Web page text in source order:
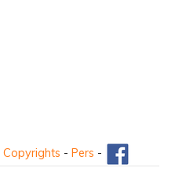
Copyrights - Pers -